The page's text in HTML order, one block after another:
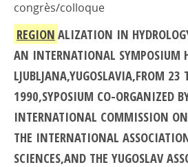
congrès/colloque
REGION ALIZATION IN
AN INTERNATIONAL SYMPOSIUM
LJUBLJANA,YUGOSLAVIA,FROM 23
1990,SYPOSIUM CO-ORGANIZED
INTERNATIONAL COMMISSION ON
THE INTERNATIONAL
SCIENCES,AND THE YUGOSLAV